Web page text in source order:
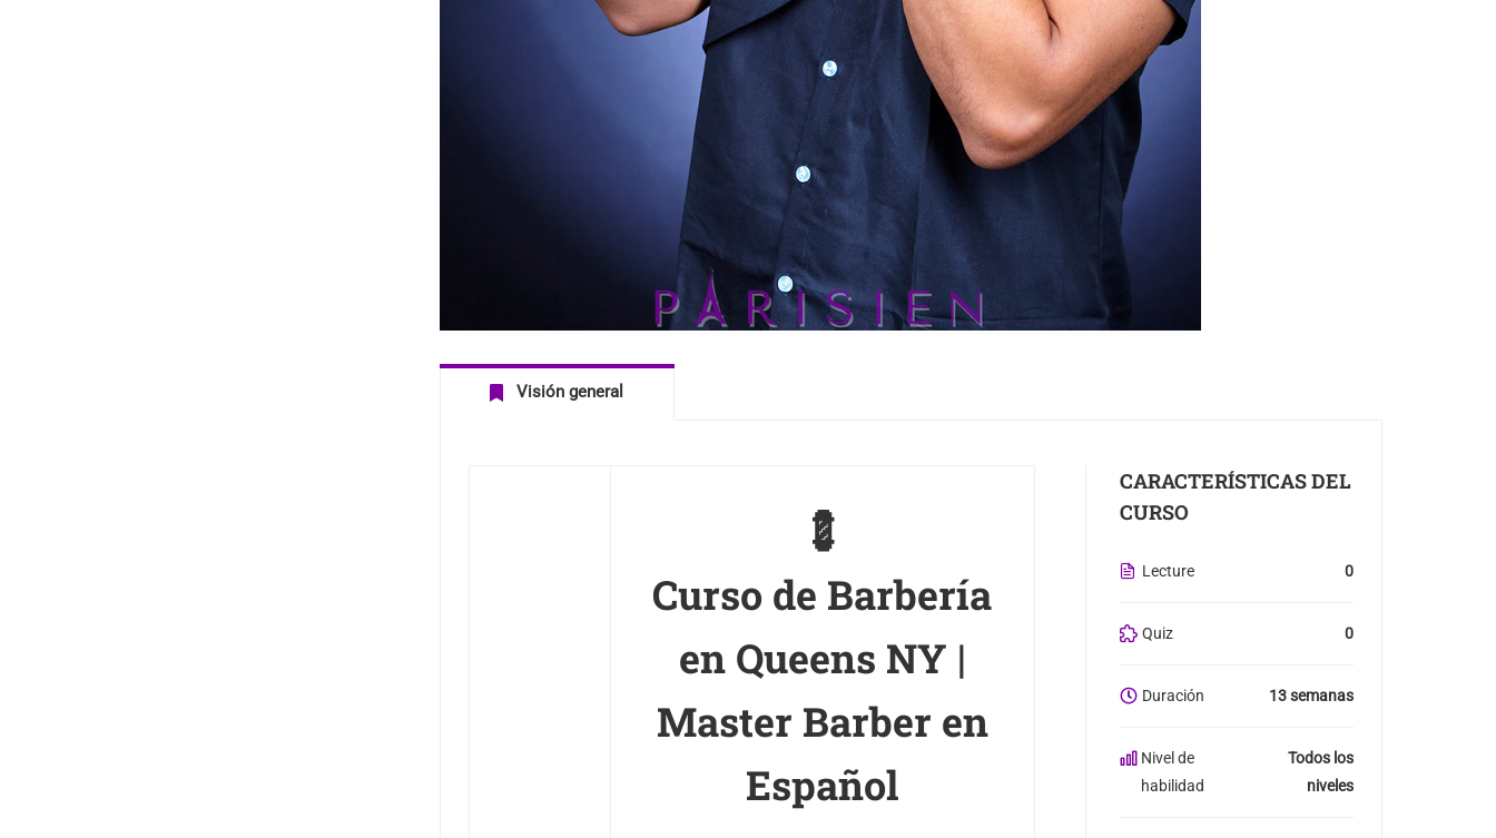
Visión general
💈
Curso de Barbería
en Queens NY |
Master Barber en
Español
CARACTERÍSTICAS DEL
CURSO
Lecture 0
Quiz 0
Duración 13 semanas
Nivel de
habilidad
Todos los
niveles